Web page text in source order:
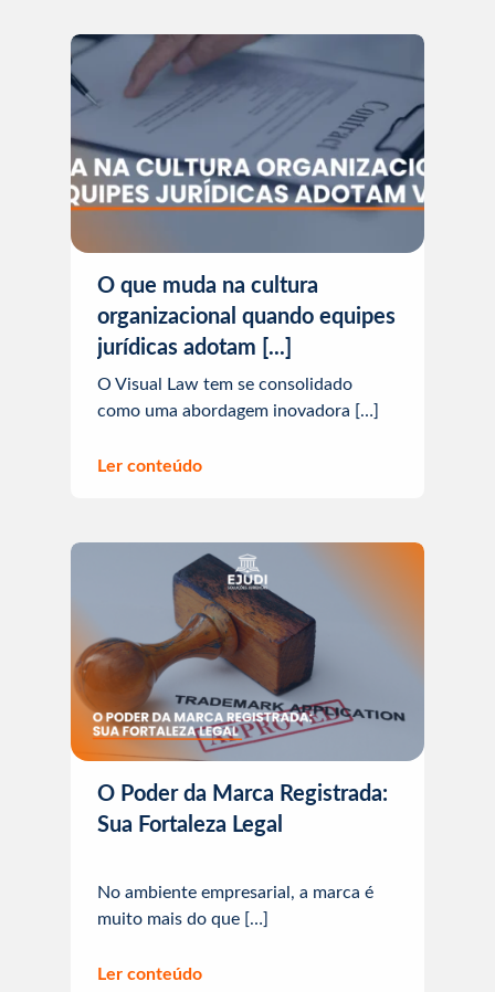
O que muda na cultura
organizacional quando equipes
jurídicas adotam [...]
O Visual Law tem se consolidado
como uma abordagem inovadora […]
Ler conteúdo
O Poder da Marca Registrada:
Sua Fortaleza Legal
No ambiente empresarial, a marca é
muito mais do que […]
Ler conteúdo